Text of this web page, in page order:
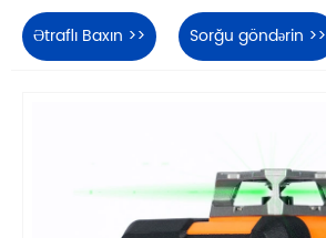
Ətraflı Baxın >> Sorğu göndərin >>